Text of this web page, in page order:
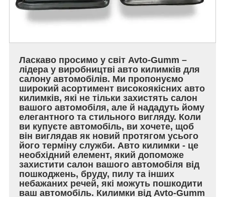
Ласкаво просимо у світ Avto-Gumm –
лідера у виробництві авто килимків для
салону автомобілів. Ми пропонуємо
широкий асортимент високоякісних авто
килимків, які не тільки захистять салон
вашого автомобіля, але й нададуть йому
елегантного та стильного вигляду. Коли
ви купуєте автомобіль, ви хочете, щоб
він виглядав як новий протягом усього
його терміну служби. Авто килимки - це
необхідний елемент, який допоможе
захистити салон вашого автомобіля від
пошкоджень, бруду, пилу та інших
небажаних речей, які можуть пошкодити
ваш автомобіль. Килимки від Avto-Gumm